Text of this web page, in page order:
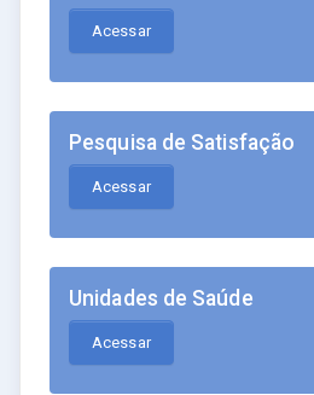
Acessar
Pesquisa de Satisfação
Acessar
Unidades de Saúde
Acessar